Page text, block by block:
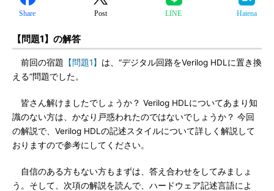
Share Post LINE Hatena
【問題1】の解答
前回の宿題 【問題1】 は、“デジタル回路をVerilog HDLに置き換
える”問題でした。
皆さん解けましたでしょうか？ Verilog HDLについてあまり知
識のない方は、かなり戸惑われたのではないでしょうか？ 今回
の解説で、Verilog HDLの記述スタイルについて詳しく解説して
おりますので参考にしてください。
自信のある方もない方もまずは、答え合わせをしてみましょ
う。そして、次項の解説を読んで、ハードウェア記述言語によ